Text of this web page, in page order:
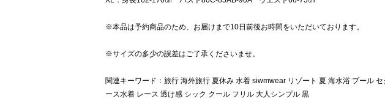
※本品は予約商品のため、お届けまで10日前後お時間をいただいております。
※サイズの多少の誤差はご了承くださいませ。
関連キーワード：旅行 海外旅行 夏休み 水着 siwmwear リゾート 夏 海水浴 プール
ース水着 レース 透け感 シック クール フリル 大人シンプル 黒